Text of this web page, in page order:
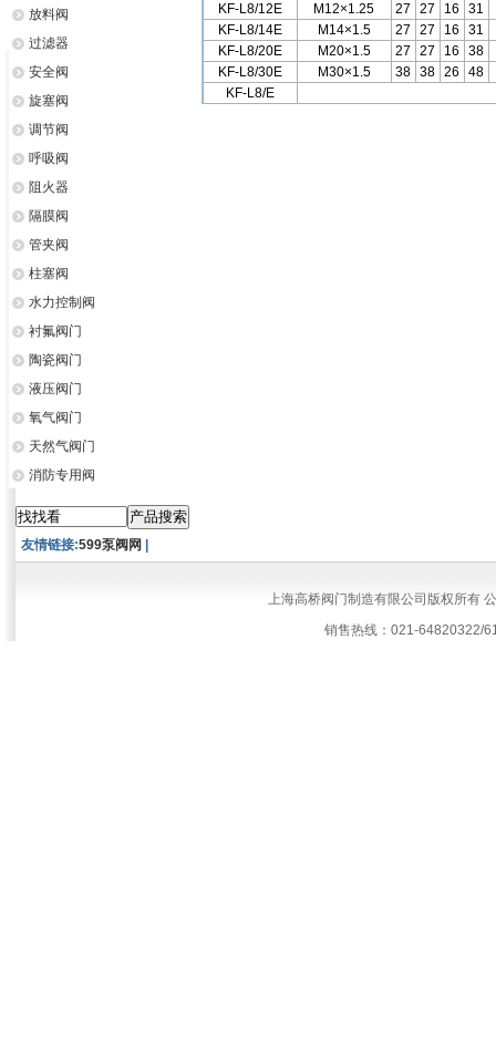
放料阀
过滤器
安全阀
旋塞阀
调节阀
呼吸阀
阻火器
隔膜阀
管夹阀
柱塞阀
水力控制阀
衬氟阀门
陶瓷阀门
液压阀门
氧气阀门
天然气阀门
消防专用阀
KF-L8/12E
M12×1.25 27 27 16
31
KF-L8/14E
M14×1.5 27 27 16
31
KF-L8/20E
M20×1.5 27 27 16
38
KF-L8/30E
M30×1.5 38 38 26
48
KF-L8/E
友情链接:599泵阀网
上海高桥阀门制造有限公司版权所有
销售热线：021-64820322/